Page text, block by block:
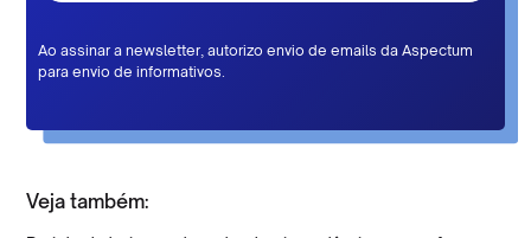
Ao assinar a newsletter, autorizo envio de emails da Aspectum
para envio de informativos.
Veja também: